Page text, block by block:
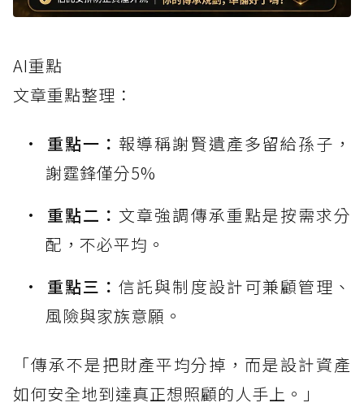
AI重點
文章重點整理：
重點一： 報導稱謝賢遺產多留給孫子，
謝霆鋒僅分5%
重點二： 文章強調傳承重點是按需求分
配，不必平均。
重點三：信託與制度設計可兼顧管理、
風險與家族意願。
「傳承不是把財產平均分掉，而是設計資產
如何安全地到達真正想照顧的人手上。」